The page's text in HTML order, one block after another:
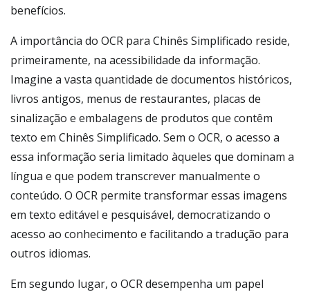
benefícios.
A importância do OCR para Chinês Simplificado reside,
primeiramente, na acessibilidade da informação.
Imagine a vasta quantidade de documentos históricos,
livros antigos, menus de restaurantes, placas de
sinalização e embalagens de produtos que contêm
texto em Chinês Simplificado. Sem o OCR, o acesso a
essa informação seria limitado àqueles que dominam a
língua e que podem transcrever manualmente o
conteúdo. O OCR permite transformar essas imagens
em texto editável e pesquisável, democratizando o
acesso ao conhecimento e facilitando a tradução para
outros idiomas.
Em segundo lugar, o OCR desempenha um papel